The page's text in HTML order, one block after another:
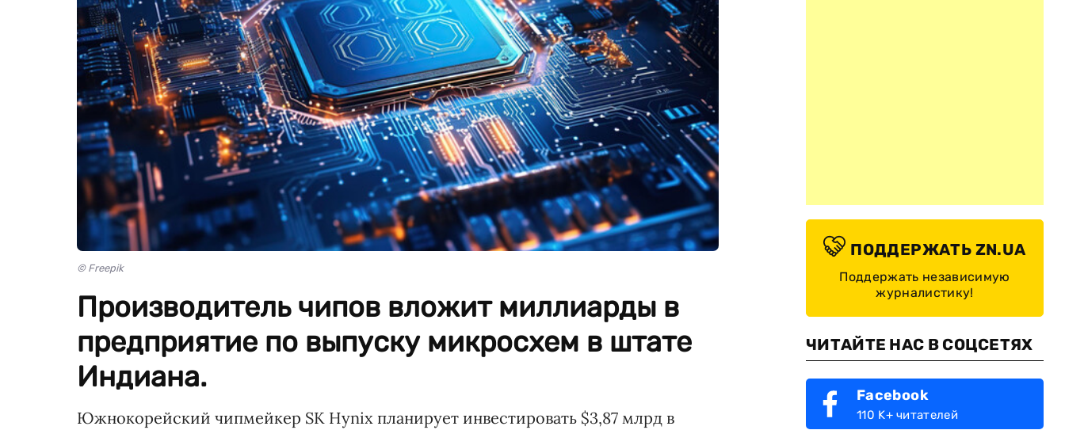
© Freepik
Производитель чипов вложит миллиарды в
предприятие по выпуску микросхем в штате
Индиана.
Южнокорейский чипмейкер SK Hynix планирует инвестировать $3,87 млрд в
ПОДДЕРЖАТЬ ZN.UA
Поддержать независимую
журналистику!
ЧИТАЙТЕ НАС В СОЦСЕТЯХ
Facebook
110 K+ читателей